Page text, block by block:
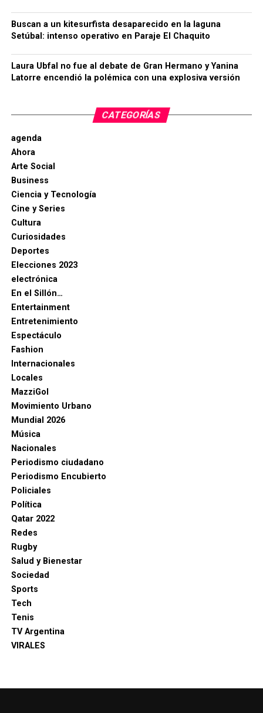
Buscan a un kitesurfista desaparecido en la laguna
Setúbal: intenso operativo en Paraje El Chaquito
Laura Ubfal no fue al debate de Gran Hermano y Yanina
Latorre encendió la polémica con una explosiva versión
CATEGORÍAS
agenda
Ahora
Arte Social
Business
Ciencia y Tecnología
Cine y Series
Cultura
Curiosidades
Deportes
Elecciones 2023
electrónica
En el Sillón…
Entertainment
Entretenimiento
Espectáculo
Fashion
Internacionales
Locales
MazziGol
Movimiento Urbano
Mundial 2026
Música
Nacionales
Periodismo ciudadano
Periodismo Encubierto
Policiales
Política
Qatar 2022
Redes
Rugby
Salud y Bienestar
Sociedad
Sports
Tech
Tenis
TV Argentina
VIRALES